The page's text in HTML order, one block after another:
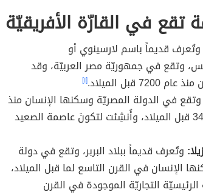
تقع في القارّة الأفريقيّة
وتُعرف قديماً باسم لارسينوي أو
وتقع في جمهوريّة مصر العربيّة، وقد
قبل الميلاد.
[١]
وتقع في الدولة المصريّة وسكنها الإنسان منذ
حوالي عام 3400 قبل الميلاد، وأُنشِئت لتكونَ عاصمة الصعيد
وتُعرف قديماً ببلاد البربر، وتقع في دولة
الإنسان في القرن التاسع لما قبل الميلاد،
الرئيسيّة التجاريّة الموجودة في القرن